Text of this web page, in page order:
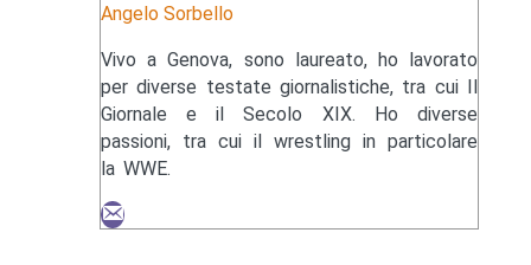
Angelo Sorbello
Vivo a Genova, sono laureato, ho lavorato
per diverse testate giornalistiche, tra cui Il
Giornale e il Secolo XIX. Ho diverse
passioni, tra cui il wrestling in particolare
la WWE.